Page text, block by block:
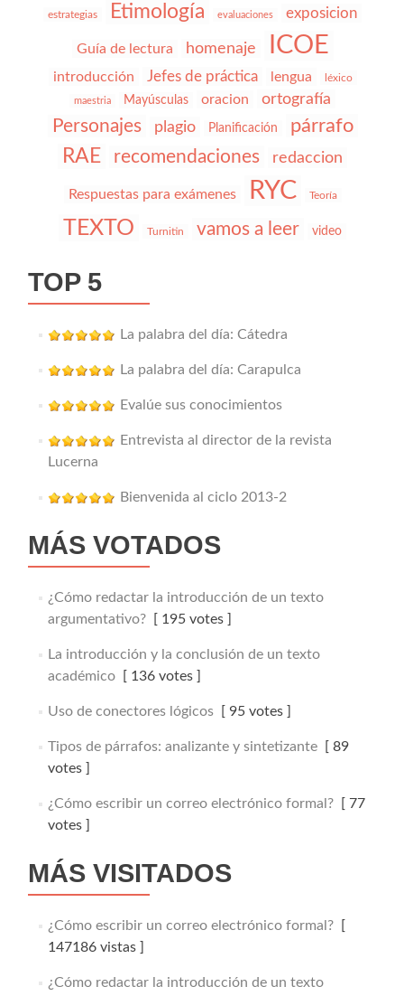
estrategias Etimología evaluaciones exposicion
Guía de lectura homenaje ICOE
introducción Jefes de práctica lengua léxico
maestria Mayúsculas oracion ortografía
Personajes plagio Planificación párrafo
RAE recomendaciones redaccion
Respuestas para exámenes RYC Teoría
TEXTO Turnitin vamos a leer video
TOP 5
La palabra del día: Cátedra
La palabra del día: Carapulca
Evalúe sus conocimientos
Entrevista al director de la revista
Lucerna
Bienvenida al ciclo 2013-2
MÁS VOTADOS
¿Cómo redactar la introducción de un texto
argumentativo?[ 195 votes ]
La introducción y la conclusión de un texto
académico[ 136 votes ]
Uso de conectores lógicos[ 95 votes ]
Tipos de párrafos: analizante y sintetizante[ 89
votes ]
¿Cómo escribir un correo electrónico formal?[ 77
votes ]
MÁS VISITADOS
¿Cómo escribir un correo electrónico formal?[
147186 vistas ]
¿Cómo redactar la introducción de un texto